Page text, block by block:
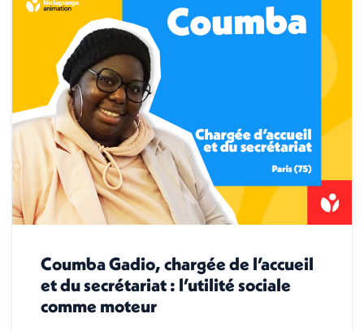
Coumba Gadio, chargée de l’accueil
et du secrétariat : l’utilité sociale
comme moteur